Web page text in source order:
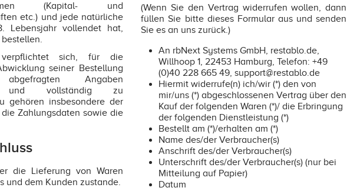
(Kapital- und
etc.) und jede natürliche
Lebensjahr vollendet hat,
sich, für die
seiner Bestellung
Angaben
und vollständig zu
gehören insbesondere der
die Zahlungsdaten sowie die
die Lieferung von Waren
und dem Kunden zustande.
(Wenn Sie den Vertrag widerrufen wollen, dann
füllen Sie bitte dieses Formular aus und senden
Sie es an uns zurück.)
An rbNext Systems GmbH, restablo.de,
Willhoop 1, 22453 Hamburg, Telefon: +49
(0)40 228 665 49, support@restablo.de
Hiermit widerrufe(n) ich/wir (*) den von
mir/uns (*) abgeschlossenen Vertrag über den
Kauf der folgenden Waren (*)/ die Erbringung
der folgenden Dienstleistung (*)
Bestellt am (*)/erhalten am (*)
Name des/der Verbraucher(s)
Anschrift des/der Verbraucher(s)
Unterschrift des/der Verbraucher(s) (nur bei
Mitteilung auf Papier)
Datum